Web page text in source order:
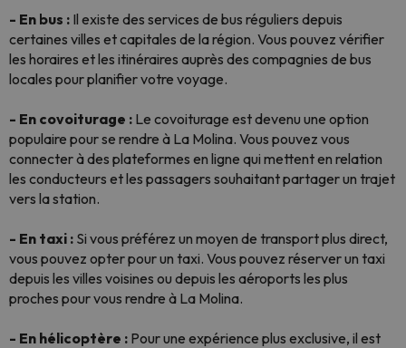
- En bus : Il existe des services de bus réguliers depuis
certaines villes et capitales de la région. Vous pouvez vérifier
les horaires et les itinéraires auprès des compagnies de bus
locales pour planifier votre voyage.
- En covoiturage : Le covoiturage est devenu une option
populaire pour se rendre à La Molina. Vous pouvez vous
connecter à des plateformes en ligne qui mettent en relation
les conducteurs et les passagers souhaitant partager un trajet
vers la station.
- En taxi : Si vous préférez un moyen de transport plus direct,
vous pouvez opter pour un taxi. Vous pouvez réserver un taxi
depuis les villes voisines ou depuis les aéroports les plus
proches pour vous rendre à La Molina.
- En hélicoptère : Pour une expérience plus exclusive, il est